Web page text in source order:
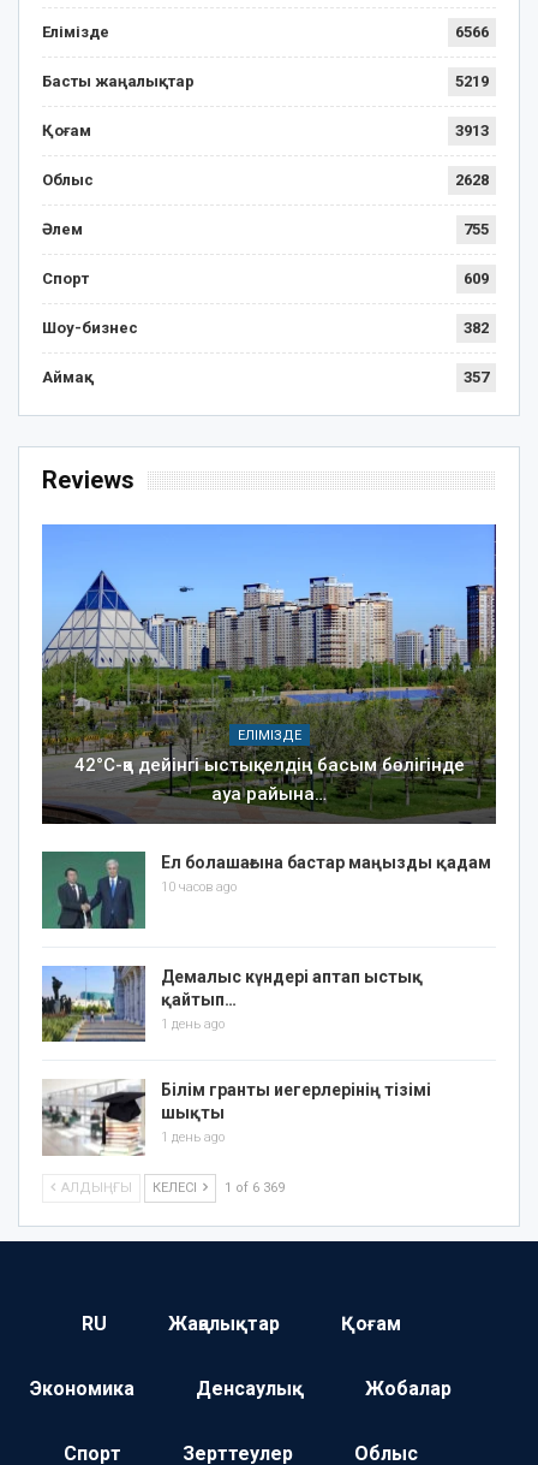
Елімізде 6566
Басты жаңалықтар 5219
Қоғам 3913
Облыс 2628
Әлем 755
Спорт 609
Шоу-бизнес 382
Аймақ 357
Reviews
ЕЛІМІЗДЕ
42°C-қа дейінгі ыстық: елдің басым бөлігінде
ауа райына…
Ел болашағына бастар маңызды қадам
10 часов ago
Демалыс күндері аптап ыстық
қайтып…
1 день ago
Білім гранты иегерлерінің тізімі
шықты
1 день ago
АЛДЫҢҒЫ КЕЛЕСІ 1 of 6 369
RU Жаңалықтар Қоғам
Экономика Денсаулық Жобалар
Спорт Зерттеулер Облыс